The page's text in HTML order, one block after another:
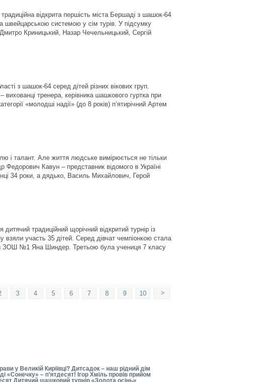
відкрита першість міста Бершаді з шашок-64
швейцарською системою у сім турів. У підсумку
Криницький, Назар Чечельницький, Сергій
з шашок-64 серед дітей різних вікових груп.
тренера, керівника шашкового гуртка при
«молодші надії» (до 8 років) п’ятирічний Артем
і талант. Але життя людське вимірюється не тільки
Кавун – представник відомого в Україні
34 роки, а дядько, Василь Михайлович, Герой
традиційний щорічний відкритий турнір із
участь 35 дітей. Серед дівчат чемпіонкою стала
ЗОШ №1 Яна Шиндер. Третьою була учениця 7 класу
>
10
9
8
7
6
5
4
3
у Великій Киріївці? Дитсадок – наш рідний дім
«Сонечку» – п’ятдесят! Ігор Хміль провів прийом
Дитячий шашковий турнір «Золота осінь»